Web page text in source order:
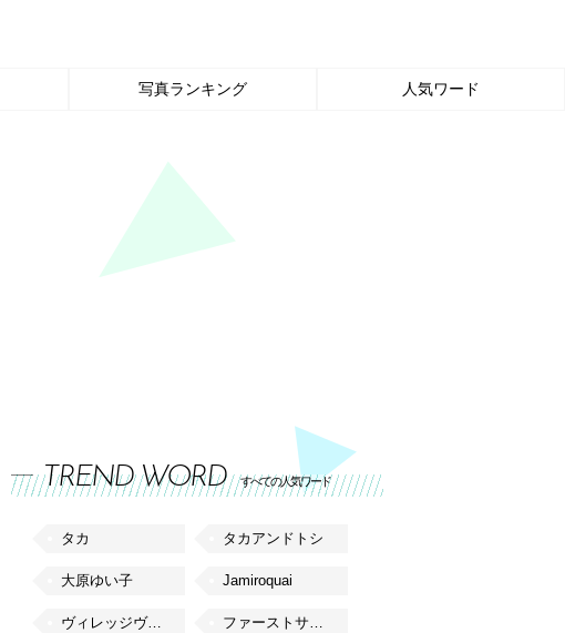
写真ランキング 人気ワード
TREND WORD すべての人気ワード
タカ タカアンドトシ
大原ゆい子 Jamiroquai
ヴィレッジヴァンガード ファーストサマーウイカ